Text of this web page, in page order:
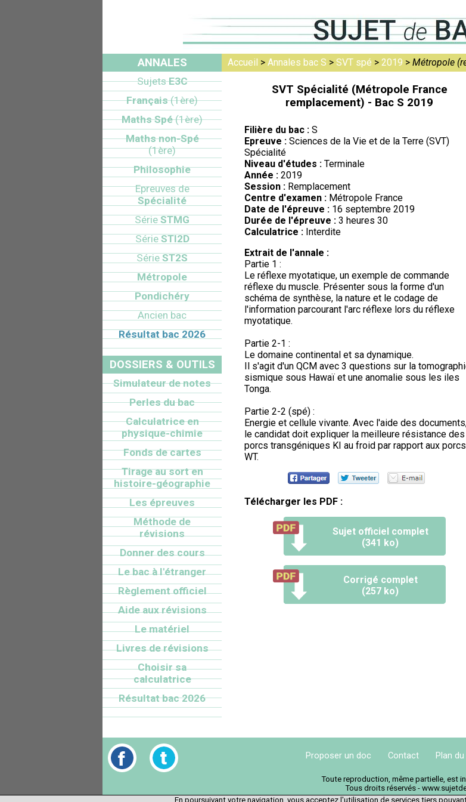
Accueil > Annales bac S > SVT spé > 2019 > Métropole
SVT Spécialité (Métropole France
remplacement) - Bac S 2019
Filière du bac : S
Epreuve : Sciences de la Vie et de la Terre (SVT)
Spécialité
Niveau d'études : Terminale
Année : 2019
Session : Remplacement
Centre d'examen : Métropole France
Date de l'épreuve : 16 septembre 2019
Durée de l'épreuve : 3 heures 30
Calculatrice : Interdite
Extrait de l'annale :
Partie 1 :
Le réflexe myotatique, un exemple de commande
réflexe du muscle. Présenter sous la forme d'un
schéma de synthèse, la nature et le codage de
l'information parcourant l'arc réflexe lors du réflexe
myotatique.
Partie 2-1 :
Le domaine continental et sa dynamique.
Il s'agit d'un QCM avec 3 questions sur la
sismique sous Hawaï et une anomalie sous les iles
Tonga.
Partie 2-2 (spé) :
Energie et cellule vivante. Avec l'aide des
le candidat doit expliquer la meilleure résistance des
porcs transgéniques KI au froid par rapport aux porcs
WT.
Télécharger les PDF :
Sujet officiel complet
(341 ko)
Corrigé complet
(257 ko)
ANNALES
SujetsE3C
Français(1ère)
Maths Spé(1ère)
Maths non-Spé
(1ère)
Philosophie
Epreuves de
Spécialité
Série STMG
SérieSTI2D
Série ST2S
Métropole
Pondichéry
Ancien bac
Résultat bac 2026
DOSSIERS & OUTILS
Simulateur de notes
Perles du bac
Calculatrice en
physique-chimie
Fonds de cartes
Tirage au sort en
histoire-géographie
Les épreuves
Méthode de
révisions
Donner des cours
Le bac à l'étranger
Règlement officiel
Aide aux révisions
Le matériel
Livres de révisions
Choisir sa
calculatrice
Résultat bac 2026
Proposer un doc Contact Plan
Toute reproduction, même partielle, est
Tous droits réservés -
En poursuivant votre navigation, vous acceptez l'utilisation de services tiers